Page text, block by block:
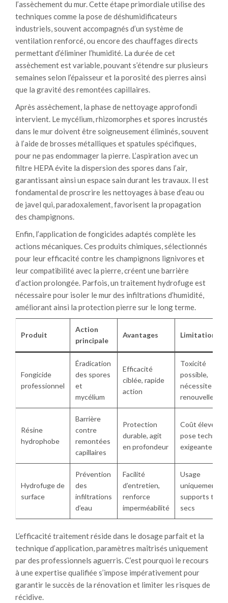
l’assèchement du mur. Cette étape primordiale utilise des
techniques comme la pose de déshumidificateurs
industriels, souvent accompagnés d’un système de
ventilation renforcé, ou encore des chauffages directs
permettant d’éliminer l’humidité. La durée de cet
assèchement est variable, pouvant s’étendre sur plusieurs
semaines selon l’épaisseur et la porosité des pierres ainsi
que la gravité des remontées capillaires.
Après assèchement, la phase de nettoyage approfondi
intervient. Le mycélium, rhizomorphes et spores incrustés
dans le mur doivent être soigneusement éliminés, souvent
à l’aide de brosses métalliques et spatules spécifiques,
pour ne pas endommager la pierre. L’aspiration avec un
filtre HEPA évite la dispersion des spores dans l’air,
garantissant ainsi un espace sain durant les travaux. Il est
fondamental de proscrire les nettoyages à base d’eau ou
de javel qui, paradoxalement, favorisent la propagation
des champignons.
Enfin, l’application de fongicides adaptés complète les
actions mécaniques. Ces produits chimiques, sélectionnés
pour leur efficacité contre les champignons lignivores et
leur compatibilité avec la pierre, créent une barrière
d’action prolongée. Parfois, un traitement hydrofuge est
nécessaire pour isoler le mur des infiltrations d’humidité,
améliorant ainsi la protection pierre sur le long terme.
Produit
Action
principale
Avantages Limitations
Fongicide
professionnel
Éradication
des spores
et
mycélium
Efficacité
ciblée, rapide
action
Toxicité
possible,
nécessite un
Résine
hydrophobe
Barrière
contre
remontées
capillaires
Protection
durable, agit
en profondeur
Coût élevé,
pose
exigeante
Hydrofuge de
surface
Prévention
des
infiltrations
d’eau
Facilité
d’entretien,
renforce
imperméabilité
Usage
uniquement
supports très
secs
L’efficacité traitement réside dans le dosage parfait et la
technique d’application, paramètres maîtrisés uniquement
par des professionnels aguerris. C’est pourquoi le recours
à une expertise qualifiée s’impose impérativement pour
garantir le succès de la rénovation et limiter les risques de
récidive.